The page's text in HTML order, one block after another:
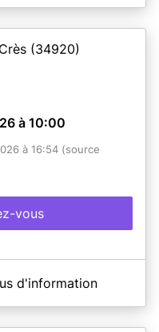
(34920)
à 10:00
à 16:54 (source
vous
d’identité et
d'information